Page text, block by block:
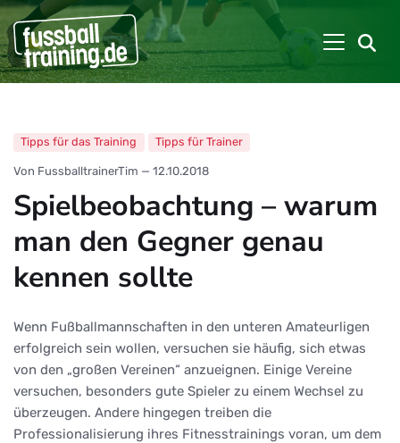
Tipps für das Training Tipps für Trainer
Von FussballtrainerTim — 12.10.2018
Spielbeobachtung – warum
man den Gegner genau
kennen sollte
Wenn Fußballmannschaften in den unteren Amateurligen
erfolgreich sein wollen, versuchen sie häufig, sich etwas
von den „großen Vereinen“ anzueignen. Einige Vereine
versuchen, besonders gute Spieler zu einem Wechsel zu
überzeugen. Andere hingegen treiben die
Professionalisierung ihres Fitnesstrainings voran, um dem